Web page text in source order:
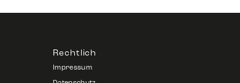
Rechtlich
Impressum